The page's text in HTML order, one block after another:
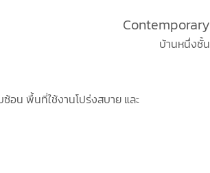
Contemporary
บ้านหนึ่งชั้น
อน พื้นที่ใช้งานโปร่งสบาย และ